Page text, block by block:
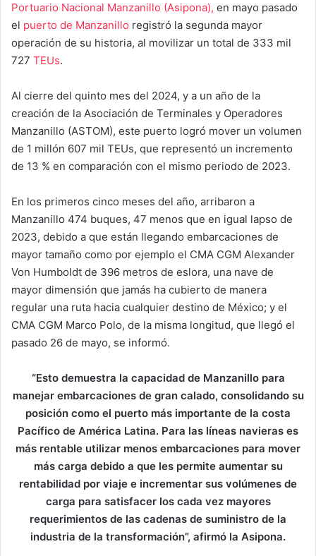
Portuario Nacional Manzanillo (Asipona), en mayo pasado
el puerto de Manzanillo registró la segunda mayor
operación de su historia, al movilizar un total de 333 mil
727 TEUs.
Al cierre del quinto mes del 2024, y a un año de la
creación de la Asociación de Terminales y Operadores
Manzanillo (ASTOM), este puerto logró mover un volumen
de 1 millón 607 mil TEUs, que representó un incremento
de 13 % en comparación con el mismo periodo de 2023.
En los primeros cinco meses del año, arribaron a
Manzanillo 474 buques, 47 menos que en igual lapso de
2023, debido a que están llegando embarcaciones de
mayor tamaño como por ejemplo el CMA CGM Alexander
Von Humboldt de 396 metros de eslora, una nave de
mayor dimensión que jamás ha cubierto de manera
regular una ruta hacia cualquier destino de México; y el
CMA CGM Marco Polo, de la misma longitud, que llegó el
pasado 26 de mayo, se informó.
“Esto demuestra la capacidad de Manzanillo para
manejar embarcaciones de gran calado, consolidando su
posición como el puerto más importante de la costa
Pacífico de América Latina. Para las líneas navieras es
más rentable utilizar menos embarcaciones para mover
más carga debido a que les permite aumentar su
rentabilidad por viaje e incrementar sus volúmenes de
carga para satisfacer los cada vez mayores
requerimientos de las cadenas de suministro de la
industria de la transformación”, afirmó la Asipona.